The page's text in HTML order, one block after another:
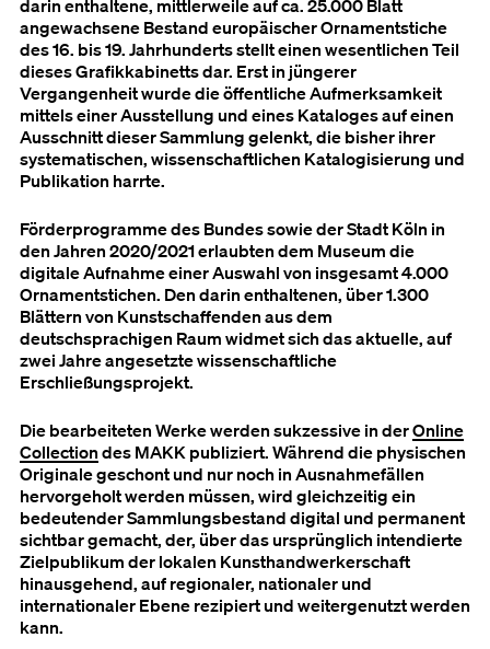
darin enthaltene, mittlerweile auf ca. 25.000 Blatt
angewachsene Bestand europäischer Ornamentstiche
des 16. bis 19. Jahrhunderts stellt einen wesentlichen Teil
dieses Grafikkabinetts dar. Erst in jüngerer
Vergangenheit wurde die öffentliche Aufmerksamkeit
mittels einer Ausstellung und eines Kataloges auf einen
Ausschnitt dieser Sammlung gelenkt, die bisher ihrer
systematischen, wissenschaftlichen Katalogisierung und
Publikation harrte.
Förderprogramme des Bundes sowie der Stadt Köln in
den Jahren 2020/2021 erlaubten dem Museum die
digitale Aufnahme einer Auswahl von insgesamt 4.000
Ornamentstichen. Den darin enthaltenen, über 1.300
Blättern von Kunstschaffenden aus dem
deutschsprachigen Raum widmet sich das aktuelle, auf
zwei Jahre angesetzte wissenschaftliche
Erschließungsprojekt.
Die bearbeiteten Werke werden sukzessive in derOnline
Collection des MAKK publiziert. Während die physischen
Originale geschont und nur noch in Ausnahmefällen
hervorgeholt werden müssen, wird gleichzeitig ein
bedeutender Sammlungsbestand digital und permanent
sichtbar gemacht, der, über das ursprünglich intendierte
Zielpublikum der lokalen Kunsthandwerkerschaft
hinausgehend, auf regionaler, nationaler und
internationaler Ebene rezipiert und weitergenutzt werden
kann.